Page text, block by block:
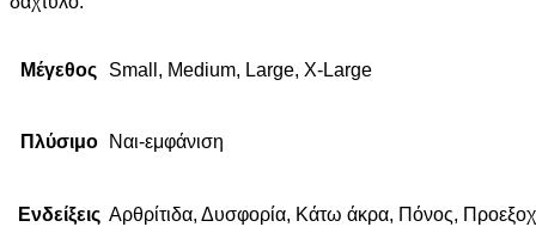
Μέγεθος Small, Medium, Large, X-Large
Πλύσιμο Ναι-εμφάνιση
Ενδείξεις Αρθρίτιδα, Δυσφορία, Κάτω άκρα, Πόνος,